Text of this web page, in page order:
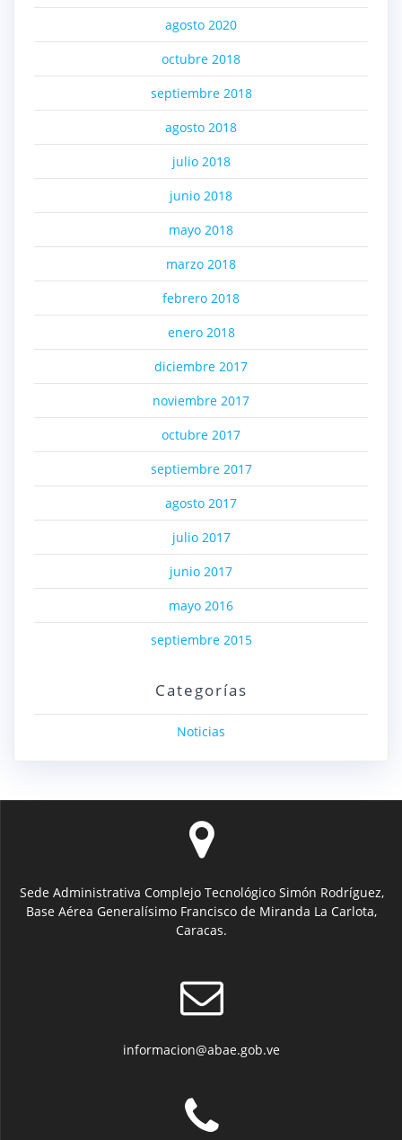
agosto 2020
octubre 2018
septiembre 2018
agosto 2018
julio 2018
junio 2018
mayo 2018
marzo 2018
febrero 2018
enero 2018
diciembre 2017
noviembre 2017
octubre 2017
septiembre 2017
agosto 2017
julio 2017
junio 2017
mayo 2016
septiembre 2015
Categorías
Noticias
Sede Administrativa Complejo Tecnológico Simón Rodríguez,
Base Aérea Generalísimo Francisco de Miranda La Carlota,
Caracas.
informacion@abae.gob.ve